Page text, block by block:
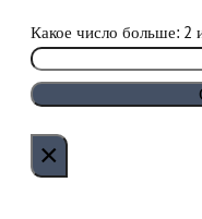
Какое число больше: 2
×